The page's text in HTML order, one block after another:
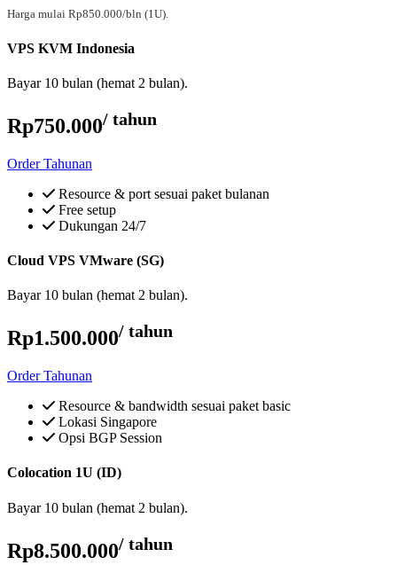
Harga mulai Rp850.000/bln (1U).
VPS KVM Indonesia
Bayar 10 bulan (hemat 2 bulan).
Rp750.000/ tahun
Order Tahunan
Resource & port sesuai paket bulanan
Free setup
Dukungan 24/7
Cloud VPS VMware (SG)
Bayar 10 bulan (hemat 2 bulan).
Rp1.500.000/ tahun
Order Tahunan
Resource & bandwidth sesuai paket basic
Lokasi Singapore
Opsi BGP Session
Colocation 1U (ID)
Bayar 10 bulan (hemat 2 bulan).
Rp8.500.000/ tahun